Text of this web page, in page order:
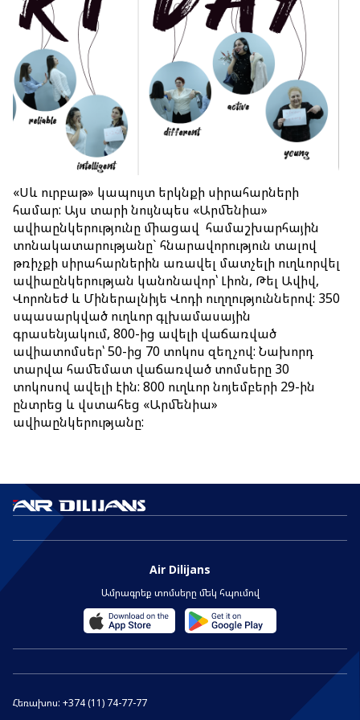
Ավիատոմսի վերադարձ
Մեր մասին
Ընկերության մասին
Մեր նավատորմը
Թռիչքային անձնակազմ
Նորություններ
Բլոգ
Հաճախ տրվող հարցեր
Կոնտակտներ
Ծառայություններ
Առցանց
Առցանց հաշվառում
Հատուկ ծառայություններ
Ճամփորդություն երեխաների հետ
Ճամփորդություն ընտանի կենդանիների հետ
Առանց ուղեկցողի երեխաներ
Թռիչք հղիության ընթացքում
Խմբային ավիափոխադրումներ
«Սև ուրբաթ» կապույտ երկնքի սիրահարների
համար: Այս տարի նույնպես «Արմենիա»
ավիաընկերությունը միացավ համաշխարհային
տոնակատարությանը` հնարավորություն տալով
թռիչքի սիրահարներին առավել մատչելի ուղևորվել
ավիաընկերության կանոնավոր՝ Լիոն, Թել Ավիվ,
Վորոնեժ և Միներալնիյե Վոդի ուղղություններով: 350
սպասարկված ուղևոր գլխամասային
գրասենյակում, 800-ից ավելի վաճառված
ավիատոմսեր՝ 50-ից 70 տոկոս զեղչով: Նախորդ
տարվա համեմատ վաճառված տոմսերը 30
տոկոսով ավելի էին: 800 ուղևոր նոյեմբերի 29-ին
ընտրեց և վստահեց «Արմենիա»
ավիաընկերությանը:
Հեռախոս: +374 (11) 74-77-77
Air Dilijans
Ամրագրեք տոմսերը մեկ հպումով